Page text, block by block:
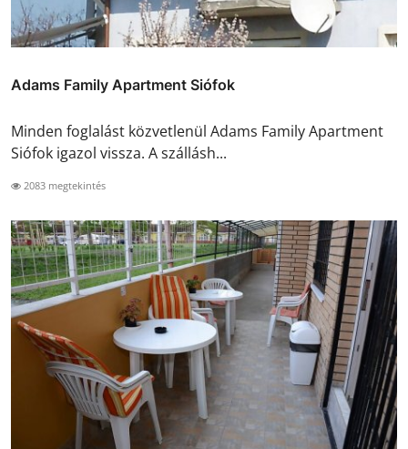
Adams Family Apartment Siófok
Minden foglalást közvetlenül Adams Family Apartment
Siófok igazol vissza. A szállásh...
2083 megtekintés